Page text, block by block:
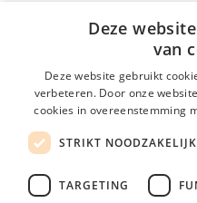
YoungCapital Android App
Parttime personeel
Vacature aanmelden
Partners
Contact
Social
Deze
van
Deze website gebruikt
verbeteren. Door onze
cookies in overeenstemming
STRIKT NOODZAKELIJK
TARGETING